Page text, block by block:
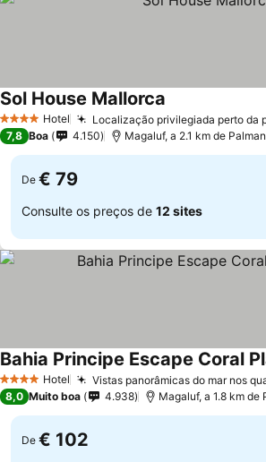
4 EstrelasHotel Localização privilegiada perto da
Sol House Mallorca
7,8 Boa 4.150 Magaluf, a 2.1 km de
De € 79
Consulte os preços de 12 sites
4 EstrelasHotel Vistas panorâmicas do mar nos
Bahia Principe Escape Coral
8,0 Muito boa 4.938 Magaluf, a 1.8 km de
De € 102